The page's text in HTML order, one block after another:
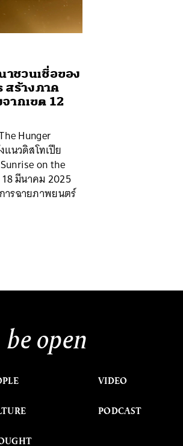
าชวนเชื่อของ
สร้างภาค
ากเขต 12
Hunger
แนวดิสโทเปีย
on the
มีนาคม 2025
ารฉายภาพยนตร์
open
VIDEO
PODCAST
ค้นหา